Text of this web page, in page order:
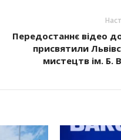
Передостаннє відео
присвятили
мистецтв ім. Б.